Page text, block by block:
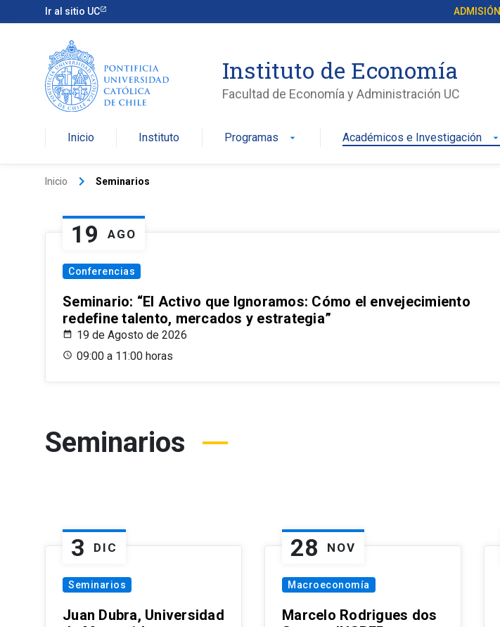
Ir al sitio UC ADMISIÓN
Instituto de Economía
Facultad de Economía y Administración UC
Inicio Instituto Programas arrow_drop_down Académicos e Investigación arrow_drop_down
Inicio keyboard_arrow_right Seminarios
19 AGO
Conferencias
Seminario: “El Activo que Ignoramos: Cómo el envejecimiento
redefine talento, mercados y estrategia”
19 de Agosto de 2026
09:00 a 11:00 horas
Seminarios
3 DIC
Seminarios
Juan Dubra, Universidad
28 NOV
Macroeconomía
Marcelo Rodrigues dos